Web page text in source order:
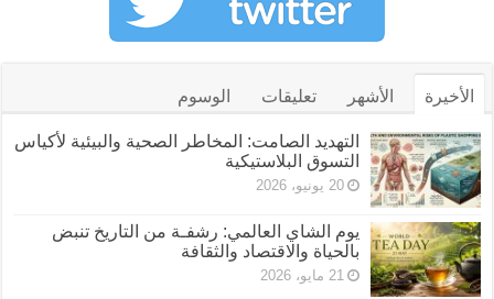
الأخيرة الأشهر تعليقات الوسوم
التهديد الصامت: المخاطر الصحية والبيئية لأكياس
التسوق البلاستيكية
20 يونيو، 2026
يوم الشاي العالمي: رشفـة من التاريخ تنبض
بالحياة والاقتصاد والثقافة
21 مايو، 2026